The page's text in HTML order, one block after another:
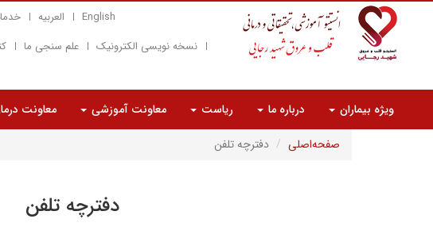
English العربیه
نسخه نویسی الکترونیک
علم سنجی ما
ویژه بیماران درباره ما ریاست معاونت آموزشی معاونت
صفحه‌اصلی
دفترچه تلفن
دفترچه تلفن